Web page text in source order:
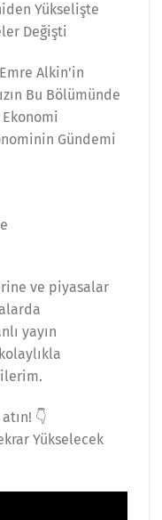
Yükselişte
Değişti
Alkin’in
Bu Bölümünde
Gündemi
ve piyasalar
yayın
👇
Yükselecek